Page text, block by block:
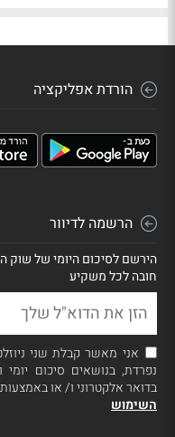
הורדת אפליקציה
הרשמה לדיוור
הירשם לסיכום היומי של שוק
חובה לכל משקיע
אני מאשר קבלת שני
נפרדת, בנושאים סיכום יומי
בדואר אלקטרוני ו/ או
השימוש